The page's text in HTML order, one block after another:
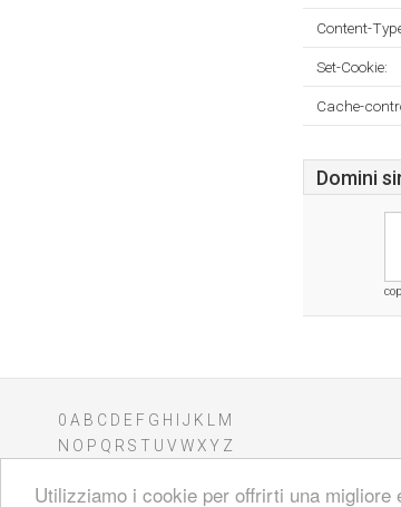
Utilizziamo i cookie per offrirti una
Content-
Set-Cookie:
Cache-
Domini
0 A B C D E F G H J K
M
N O P Q R S T U V WXY Z